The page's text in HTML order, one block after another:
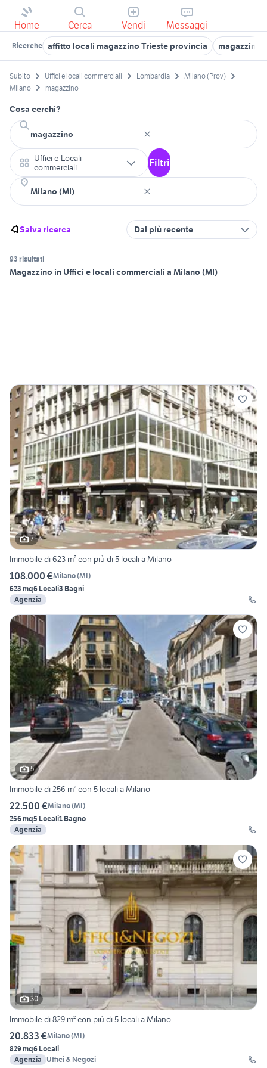
Home Cerca Vendi Messaggi
Ricerche affitto locali magazzino Trieste provincia magazzini
Subito Uffici e locali commerciali Lombardia
Milano (Prov)
Milano
magazzino
Cosa cerchi?
Uffici e Locali
commerciali
Filtri
Salva ricerca Dal più recente
93 risultati
Magazzino in Uffici e locali commerciali a Milano (MI)
7
Immobile di 623 m² con più di 5 locali a Milano
108.000 €Milano(MI)
623 mq6 Locali3 Bagni
Agenzia
5
Immobile di 256 m² con 5 locali a Milano
22.500 €Milano(MI)
256 mq5 Locali1 Bagno
Agenzia
30
Immobile di 829 m² con più di 5 locali a Milano
20.833 €Milano(MI)
829 mq6 Locali
Agenzia
Uffici & Negozi